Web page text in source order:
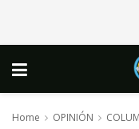
Home OPINIÓN